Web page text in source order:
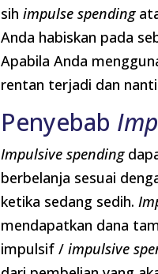
sihimpulse spending
Anda habiskan pada
Apabila Anda
rentan terjadi dan
Penyebab
Impulsive spending
berbelanja sesuai
ketika sedang sedih.
mendapatkan dana
impulsif /impulsive